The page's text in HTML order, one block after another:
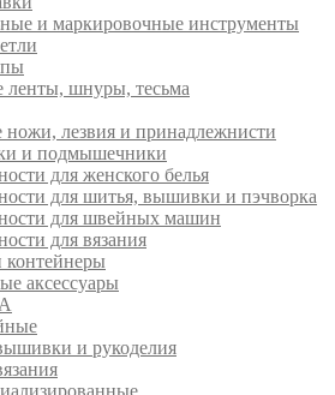
и маркировочные инструменты
ленты, шнуры, тесьма
ножи, лезвия и принадлежнисти
и подмышечники
для женского белья
для шитья, вышивки и пэчворка
для швейных машин
для вязания
аксессуары
и рукоделия